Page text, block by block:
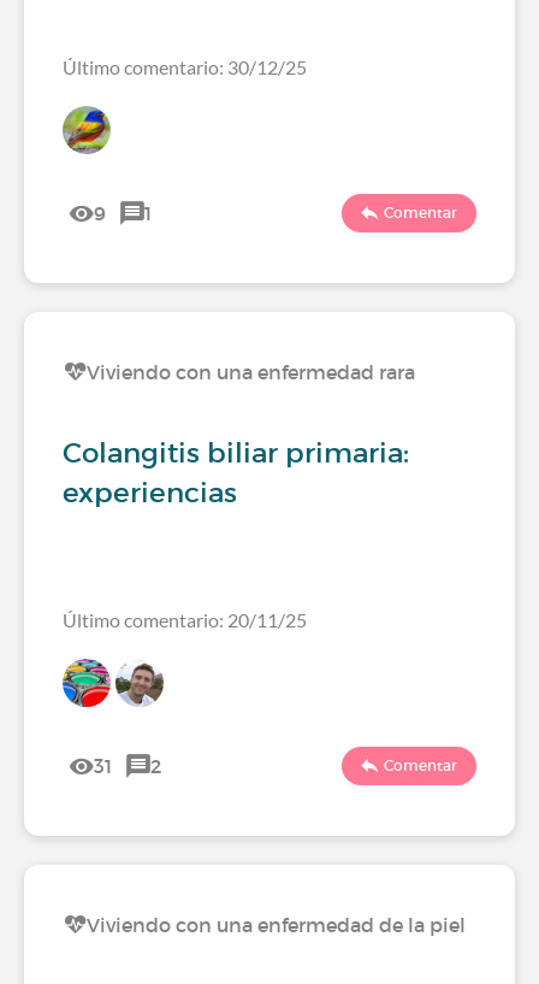
Último comentario: 30/12/25
9 1 Comentar
Viviendo con una enfermedad rara
Colangitis biliar primaria:
experiencias
Último comentario: 20/11/25
31 2 Comentar
Viviendo con una enfermedad de la piel